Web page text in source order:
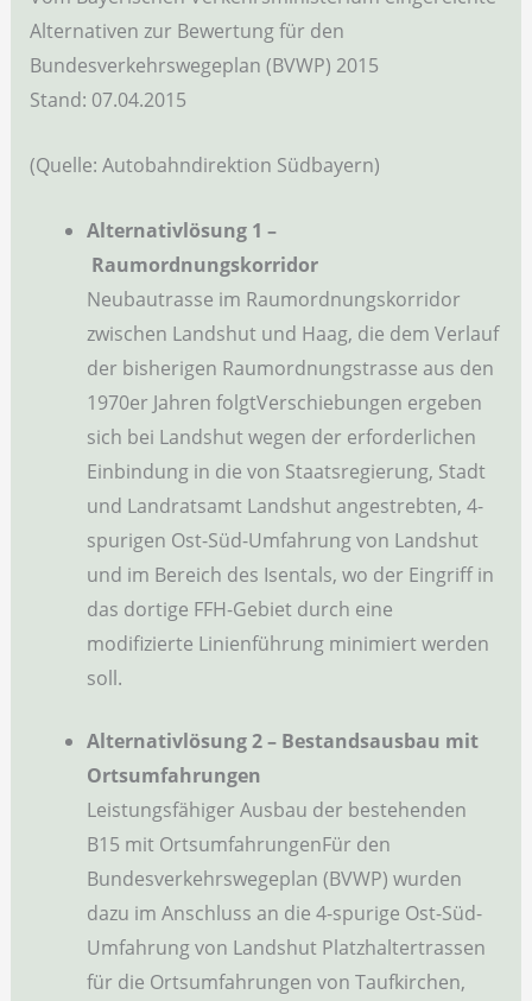
Alternativen zur Bewertung für den
Bundesverkehrswegeplan (BVWP) 2015
Stand: 07.04.2015
(Quelle: Autobahndirektion Südbayern)
Alternativlösung 1 –
Raumordnungskorridor
Neubautrasse im Raumordnungskorridor
zwischen Landshut und Haag, die dem Verlauf
der bisherigen Raumordnungstrasse aus den
1970er Jahren folgtVerschiebungen ergeben
sich bei Landshut wegen der erforderlichen
Einbindung in die von Staatsregierung, Stadt
und Landratsamt Landshut angestrebten, 4-
spurigen Ost-Süd-Umfahrung von Landshut
und im Bereich des Isentals, wo der Eingriff in
das dortige FFH-Gebiet durch eine
modifizierte Linienführung minimiert werden
soll.
Alternativlösung 2 – Bestandsausbau mit
Ortsumfahrungen
Leistungsfähiger Ausbau der bestehenden
B15 mit OrtsumfahrungenFür den
Bundesverkehrswegeplan (BVWP) wurden
dazu im Anschluss an die 4-spurige Ost-Süd-
Umfahrung von Landshut Platzhaltertrassen
für die Ortsumfahrungen von Taufkirchen,